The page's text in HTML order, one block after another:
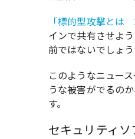
「標的型攻撃とは
インで共有させよ
前ではないでしょう
このようなニュー
うな被害がでるの
す。
セキュリティ